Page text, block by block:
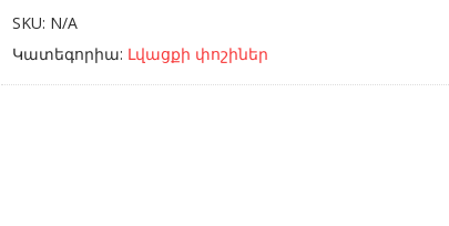
SKU: N/A
Կատեգորիա: Լվացքի փոշիներ